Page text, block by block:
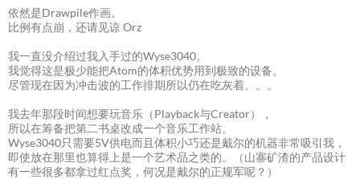
依然是Drawpile作画。
比例有点崩，还请见谅 Orz
我一直没介绍过我入手过的Wyse3040。
我觉得这是极少能把Atom的体积优势用到极致的设备。
尽管现在因为冲击波的工作排期所以仍在吃灰着。。。
我去年那段时间想要玩音乐（Playback与Creator），
所以在筹备把第二书桌改成一个音乐工作站。
Wyse3040只需要5V供电而且体积小巧还是戴尔的机器非常吸引我，
即使放在那里也算得上是一个艺术品之类的。（山寨矿渣的产品设计
有一些很多都拿过红点奖，何况是戴尔的正规军呢？）